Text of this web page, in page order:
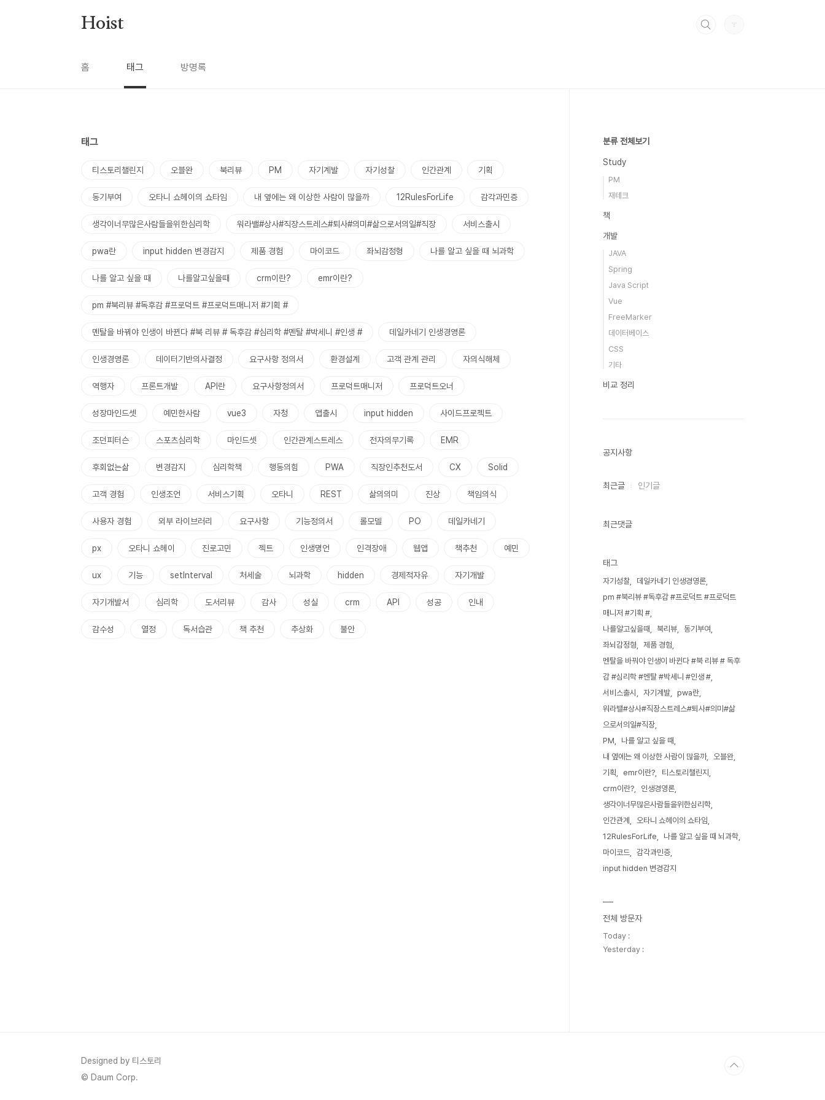
Hoist
홈 태그 방명록
태그
티스토리챌린지 오블완 북리뷰 PM 자기계발 자기성찰 인간관계 기획
동기부여 오타니 쇼헤이의 쇼타임 내 옆에는 왜 이상한 사람이 많을까 12RulesForLife 감각과민증
생각이너무많은사람들을위한심리학 워라밸#상사#직장스트레스#퇴사#의미#삶으로서의일#직장 서비스출시
pwa란 input hidden 변경감지 제품 경험 마이코드 좌뇌감정형 나를 알고 싶을 때 뇌과학
나를 알고 싶을 때 나를알고싶을때 crm이란? emr이란?
pm #북리뷰 #독후감 #프로덕트 #프로덕트매니저 #기획 #
멘탈을 바꿔야 인생이 바뀐다 #북 리뷰 # 독후감 #심리학 #멘탈 #박세니 #인생 # 데일카네기 인생경영론
인생경영론 데이터기반의사결정 요구사항 정의서 환경설계 고객 관계 관리 자의식해체
역행자 프론트개발 API란 요구사항정의서 프로덕트매니저 프로덕트오너
성장마인드셋 예민한사람 vue3 자청 앱출시 input hidden 사이드프로젝트
조던피터슨 스포츠심리학 마인드셋 인간관계스트레스 전자의무기록 EMR
후회없는삶 변경감지 심리학책 행동의힘 PWA 직장인추천도서 CX Solid
고객 경험 인생조언 서비스기획 오타니 REST 삶의의미 진상 책임의식
사용자 경험 외부 라이브러리 요구사항 기능정의서 롤모델 PO 데일카네기
px 오타니 쇼헤이 진로고민 젝트 인생명언 인격장애 웹앱 책추천 예민
ux 기능 setInterval 처세술 뇌과학 hidden 경제적자유 자기개발
자기개발서 심리학 도서리뷰 감사 성실 crm API 성공 인내
감수성 열정 독서습관 책 추천 추상화 불안
분류 전체보기
Study
PM
재테크
책
개발
JAVA
Spring
Java Script
Vue
FreeMarker
데이터베이스
CSS
기타
비교 정리
공지사항
최근글 인기글
최근댓글
태그
자기성찰
데일카네기 인생경영론
pm #북리뷰 #독후감 #프로덕트 #프로덕트
매니저 #기획 #
나를알고싶을때
북리뷰
동기부여
좌뇌감정형
제품 경험
멘탈을 바꿔야 인생이 바뀐다 #북 리뷰 # 독후
감 #심리학 #멘탈 #박세니 #인생 #
서비스출시
자기계발
pwa란
워라밸#상사#직장스트레스#퇴사#의미#삶
으로서의일#직장
PM
나를 알고 싶을 때
내 옆에는 왜 이상한 사람이 많을까
오블완
기획
emr이란?
티스토리챌린지
crm이란?
인생경영론
생각이너무많은사람들을위한심리학
인간관계
오타니 쇼헤이의 쇼타임
12RulesForLife
나를 알고 싶을 때 뇌과학
마이코드
감각과민증
input hidden 변경감지
전체 방문자
Today :
Yesterday :
Designed by 티스토리
© Daum Corp.